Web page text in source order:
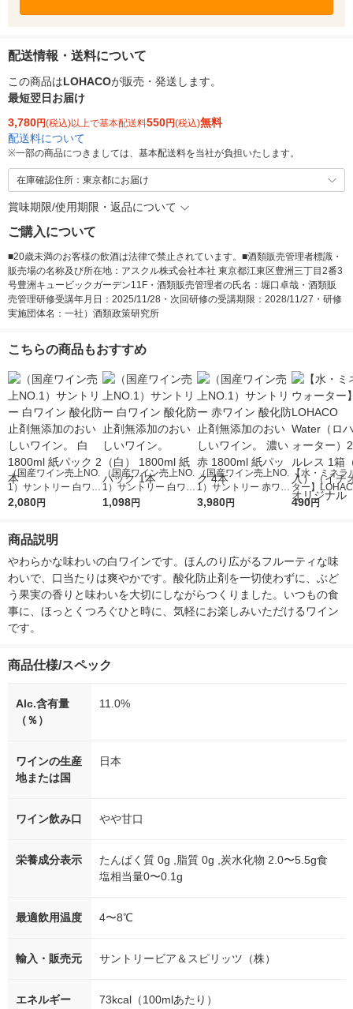
配送情報・送料について
この商品はLOHACOが販売・発送します。
最短翌日お届け
3,780円(税込)以上で基本配送料550円(税込)無料
配送料について
※一部の商品につきましては、基本配送料を当社が負担いたします。
在庫確認住所：東京都にお届け
賞味期限/使用期限・返品について
ご購入について
■20歳未満のお客様の飲酒は法律で禁止されています。■酒類販売管理者標識・
販売場の名称及び所在地：アスクル株式会社本社 東京都江東区豊洲三丁目2番3
号豊洲キュービックガーデン11F・酒類販売管理者の氏名：堀口卓哉・酒類販
売管理研修受講年月日：2025/11/28・次回研修の受講期限：2028/11/27・研修
実施団体名：一社）酒類政策研究所
こちらの商品もおすすめ
（国産ワイン売上NO.
1）サントリー 白ワイ
ン 酸化防止剤無添加
本
2,080円
（国産ワイン売上NO.
1）サントリー 白ワイ
ン 酸化防止剤無添加
1,098円
（国産ワイン売上NO.
1）サントリー 赤ワイ
ン 酸化防止剤無添加
3,980円
【水・ミネラ
ター】
r（ロハコウ
490円
商品説明
やわらかな味わいの白ワインです。ほんのり広がるフルーティな味
わいで、口当たりは爽やかです。酸化防止剤を一切使わずに、ぶど
う果実の香りと味わいを大切にしながらつくりました。いつもの食
事に、ほっとくつろぐひと時に、気軽にお楽しみいただけるワイン
です。
商品仕様/スペック
Alc.含有量
（％）
11.0%
ワインの生産
地または国
日本
ワイン飲み口 やや甘口
栄養成分表示
たんぱく質 0g ,脂質 0g ,炭水化物 2.0〜5.5g食
塩相当量0〜0.1g
最適飲用温度 4〜8℃
輸入・販売元 サントリービア＆スピリッツ（株）
エネルギー 73kcal（100mlあたり）